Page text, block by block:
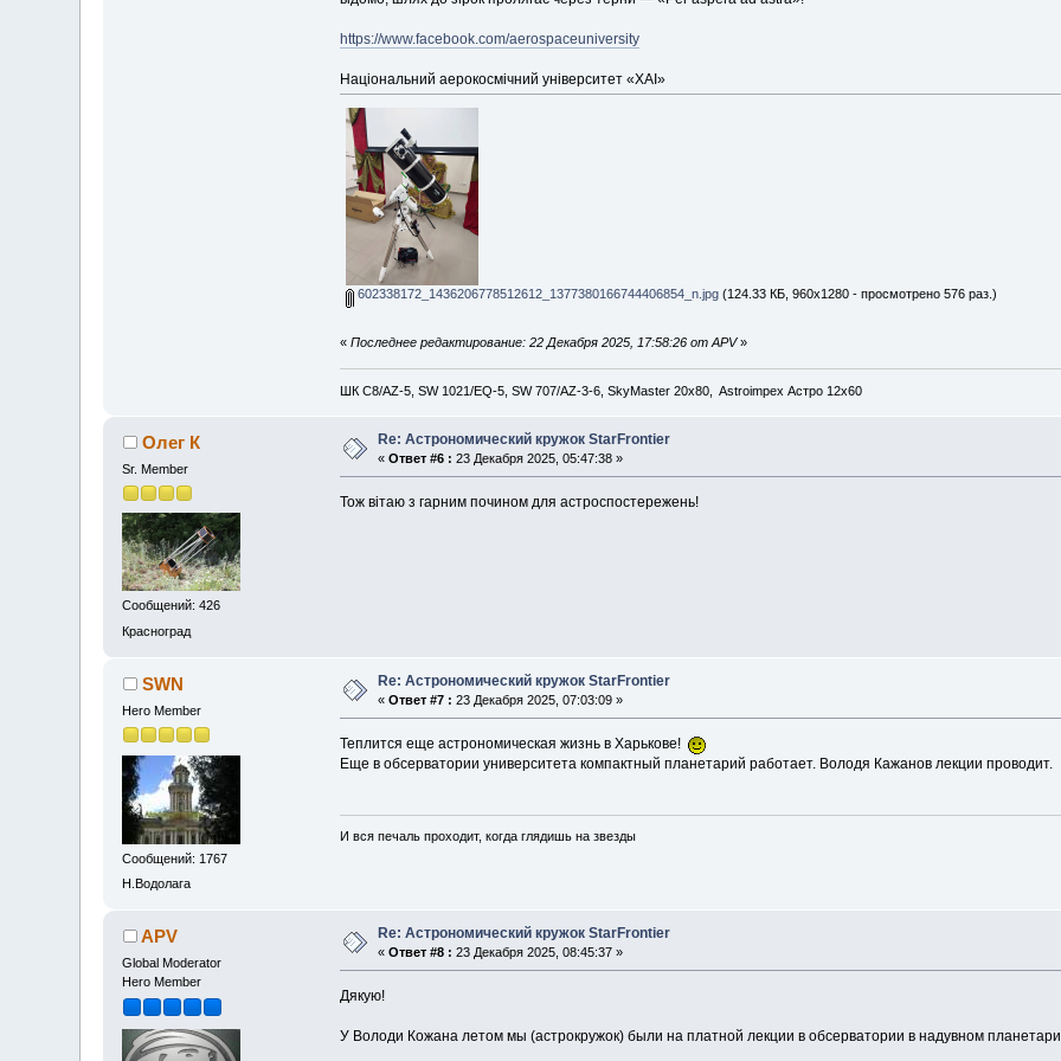
https://www.facebook.com/aerospaceuniversity
Національний аерокосмічний університет «ХАІ»
602338172_1436206778512612_1377380166744406854_n.jpg (124.33 КБ, 960x1280 - просмотрено 576 раз.)
« Последнее редактирование: 22 Декабря 2025, 17:58:26 от APV»
ШК С8/AZ-5, SW 1021/EQ-5, SW 707/AZ-3-6, SkyMaster 20x80, Astroimpex Астро 12х60
Олег К
Sr. Member
Сообщений: 426
Красноград
Re: Астрономический кружок StarFrontier
«Ответ #6 : 23 Декабря 2025, 05:47:38 »
Тож вітаю з гарним почином для астроспостережень!
SWN
Hero Member
Сообщений: 1767
Н.Водолага
Re: Астрономический кружок StarFrontier
«Ответ #7 : 23 Декабря 2025, 07:03:09 »
Теплится еще астрономическая жизнь в Харькове!
Еще в обсерватории университета компактный планетарий работает. Володя Кажанов лекции проводит.
И вся печаль проходит, когда глядишь на звезды
APV
Global Moderator
Hero Member
Re: Астрономический кружок StarFrontier
«Ответ #8 : 23 Декабря 2025, 08:45:37 »
Дякую!
У Володи Кожана летом мы (астрокружок) были на платной лекции в обсерватории в надувном